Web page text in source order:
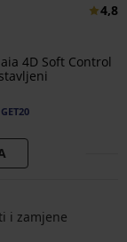
4,8
4D Soft Control
GET20
i zamjene